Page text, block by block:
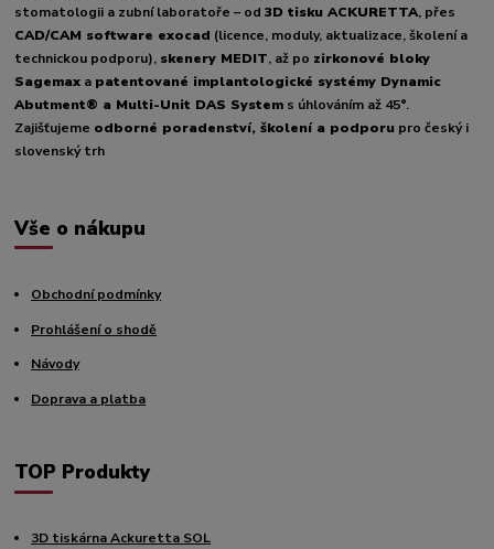
stomatologii a zubní laboratoře – od3D tisku ACKURETTA, přes
CAD/CAM software exocad (licence, moduly, aktualizace, školení a
technickou podporu), skenery MEDIT, až po zirkonové bloky
Sagemax a patentované implantologické systémy Dynamic
Abutment® a Multi-Unit DAS System s úhlováním až 45°.
Zajišťujeme odborné poradenství, školení a podporu pro český i
slovenský trh
Vše o nákupu
Obchodní podmínky
Prohlášení o shodě
Návody
Doprava a platba
TOP Produkty
3D tiskárna Ackuretta SOL